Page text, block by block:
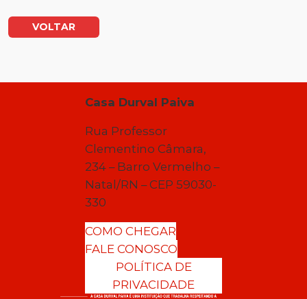
VOLTAR
Casa Durval Paiva
Rua Professor
Clementino Câmara,
234 – Barro Vermelho –
Natal/RN – CEP 59030-
330
COMO CHEGAR
FALE CONOSCO
POLÍTICA DE
PRIVACIDADE